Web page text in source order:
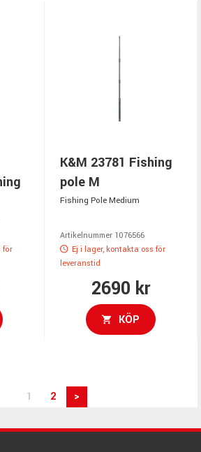
för
K&M 23781 Fishing
pole M
Fishing Pole Medium
Artikelnummer 1076566
Ej i lager, kontakta oss för
leveranstid
2690 kr
KÖP
1 2 >